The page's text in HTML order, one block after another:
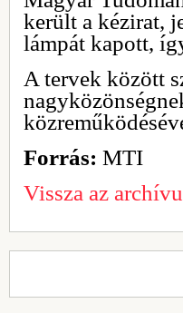
került a kézirat,
lámpát kapott,
A tervek között
Forrás: MTI
Vissza az